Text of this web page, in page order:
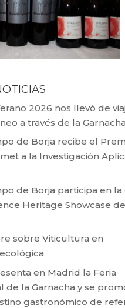
2026 nos llevó de
a través de la Garnacha
de Borja recibe el
a la Investigación
de Borja participa en la
Heritage Showcase de
sobre Viticultura en
en Madrid la Feria
de la Garnacha y se
gastronómico de